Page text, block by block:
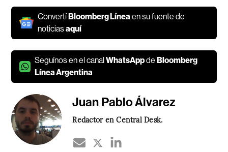
ConvertíBloomberg Línea en su fuente de
noticiasaquí
Seguínos en el canalWhatsAppdeBloomberg
Línea Argentina
Juan Pablo Álvarez
Redactor en Central Desk.